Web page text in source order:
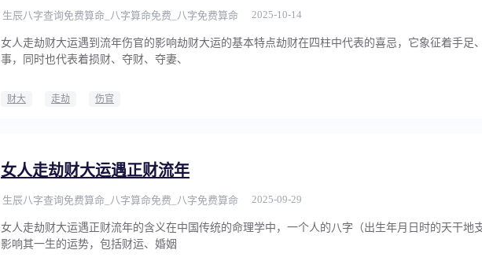
生辰八字查询免费算命_八字算命免费_八字免费算命 2025-10-14
女人走劫财大运遇到流年伤官的影响劫财大运的基本特点劫财在四柱中代表的喜忌，它象征着手足
事，同时也代表着损财、夺财、夺妻、
财大 走劫 伤官
女人走劫财大运遇正财流年
生辰八字查询免费算命_八字算命免费_八字免费算命 2025-09-29
女人走劫财大运遇正财流年的含义在中国传统的命理学中，一个人的八字（出生年月日时的天干地
影响其一生的运势，包括财运、婚姻